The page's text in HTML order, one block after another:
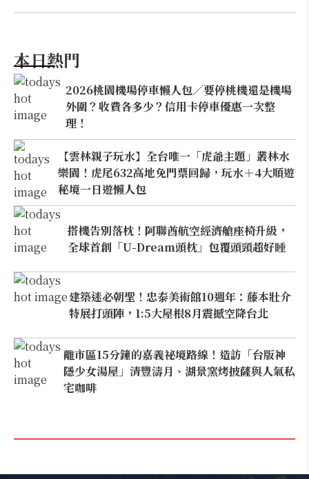
本日熱門
2026桃園機場停車懶人包／要停桃機還是機場
外圍？收費各多少？信用卡停車優惠一次整
理！
【雲林親子玩水】全台唯一「虎爺主題」叢林水
樂園！虎尾632高地免門票回歸，玩水＋4大順遊
秘境一日遊懶人包
搭機告別落枕！阿聯酋航空經濟艙座椅升級，
全球首創「U-Dream頭枕」包覆頭頸超好睡
建築迷必朝聖！忠泰美術館10週年：藤本壯介
特展打頭陣，1:5大屋根8月震撼空降台北
離市區15分鐘的嘉義祕境路線！造訪「台版神
隱少女湯屋」清豐濤月、湖景窯烤披薩與人氣私
宅咖啡